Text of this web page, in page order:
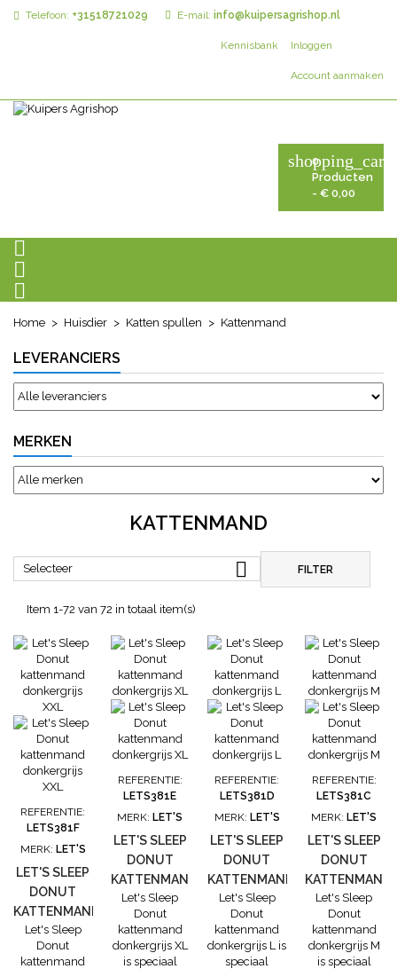
Telefoon: +31518721029 E-mail: info@kuipersagrishop.nl
Inloggen
Account aanmaken
Kennisbank
shopping_cart
0
Producten
- € 0,00



Home Huisdier Katten spullen Kattenmand
LEVERANCIERS
MERKEN
KATTENMAND
Selecteer  FILTER
Item 1-72 van 72 in totaal item(s)
REFERENTIE:
LETS381F
MERK: LET'S
LET'S SLEEP
DONUT
KATTENMAND
DONKERGRIJS
XXL
Let's Sleep
Donut
kattenmand
REFERENTIE:
LETS381E
MERK:LET'S
LET'S SLEEP
DONUT
KATTENMAND
DONKERGRIJS
XL
Let's Sleep
Donut
kattenmand
donkergrijs XL
is speciaal
REFERENTIE:
LETS381D
MERK: LET'S
LET'S SLEEP
DONUT
KATTENMAND
DONKERGRIJS
L
Let's Sleep
Donut
kattenmand
donkergrijs L is
speciaal
REFERENTIE:
LETS381C
MERK:LET'S
LET'S SLEEP
DONUT
KATTENMAND
DONKERGRIJS
M
Let's Sleep
Donut
kattenmand
donkergrijs M
is speciaal